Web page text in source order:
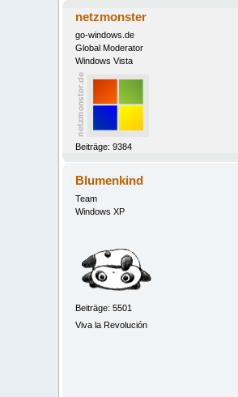
netzmonster
go-windows.de
Global Moderator
Windows Vista
Beiträge: 9384
Blumenkind
Team
Windows XP
Beiträge: 5501
Viva la Revolución